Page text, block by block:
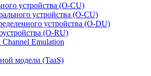
устройства (O-CU)
устройства (O-CU)
устройства (O-DU)
(O-RU)
Emulation
модели (TaaS)